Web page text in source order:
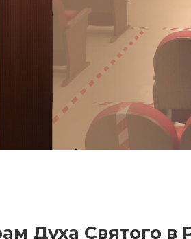
Духа Святого в